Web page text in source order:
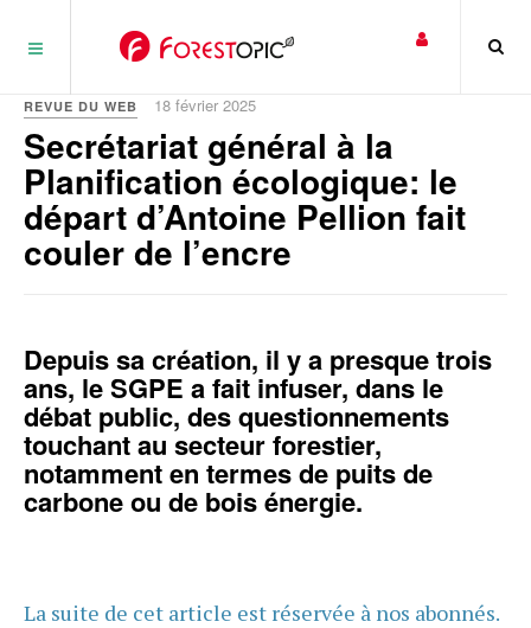
REVUE DU WEB 18 février 2025
Secrétariat général à la
Planification écologique: le
départ d’Antoine Pellion fait
couler de l’encre
Depuis sa création, il y a presque trois
ans, le SGPE a fait infuser, dans le
débat public, des questionnements
touchant au secteur forestier,
notamment en termes de puits de
carbone ou de bois énergie.
La suite de cet article est réservée à nos abonnés.